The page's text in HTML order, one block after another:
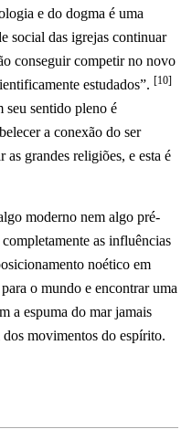
e do dogma é uma
social das igrejas continuar
conseguir competir no novo
estudados”. [10]
sentido pleno é
a conexão do ser
grandes religiões, e esta é
moderno nem algo pré-
as influências
noético em
o mundo e encontrar uma
a espuma do mar jamais
movimentos do espírito.